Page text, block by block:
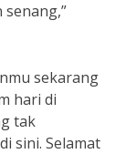
sekarang
hari di
tak
sini. Selamat